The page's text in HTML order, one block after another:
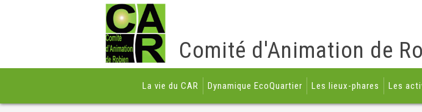
Comité d'Animation de
La vie du CAR Dynamique EcoQuartier Les lieux-phares Les